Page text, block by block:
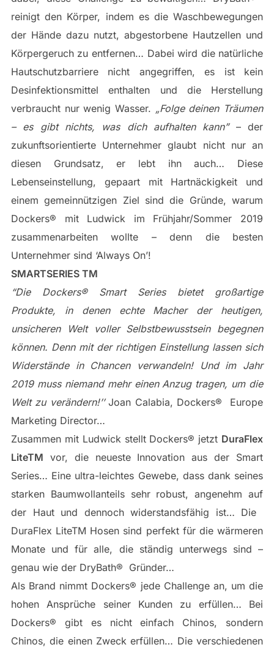
reinigt den Körper, indem es die Waschbewegungen
der Hände dazu nutzt, abgestorbene Hautzellen und
Körpergeruch zu entfernen… Dabei wird die natürliche
Hautschutzbarriere nicht angegriffen, es ist kein
Desinfektionsmittel enthalten und die Herstellung
verbraucht nur wenig Wasser. „​Folge deinen Träumen
– es gibt nichts, was dich aufhalten kann”​– der
zukunftsorientierte Unternehmer glaubt nicht nur an
diesen Grundsatz, er lebt ihn auch… Diese
Lebenseinstellung, gepaart mit Hartnäckigkeit und
einem gemeinnützigen Ziel sind die Gründe, warum
Dockers®​ mit Ludwick im Frühjahr/Sommer 2019
zusammenarbeiten wollte – denn die besten
Unternehmer sind ‘Always On’!
SMARTSERIES T​M
“Die Dockers®​ Smart Series bietet großartige
Produkte, in denen echte Macher der heutigen,
unsicheren Welt voller Selbstbewusstsein begegnen
können. Denn mit der richtigen Einstellung lassen sich
Widerstände in Chancen verwandeln! Und im Jahr
2019 muss niemand mehr einen Anzug tragen, um die
Welt zu verändern!’’​Joan Calabia, Dockers®​ ​ Europe
Marketing Director…
Zusammen mit Ludwick stellt Dockers®​ jetzt ​ DuraFlex
LiteTM​ vor, die neueste Innovation aus der Smart
Series… Eine ultra-leichtes Gewebe, dass dank seines
starken Baumwollanteils sehr robust, angenehm auf
der Haut und dennoch widerstandsfähig ist… Die ​
DuraFlex Lite​TM Hosen sind perfekt für die wärmeren
Monate und für alle, die ständig unterwegs sind –
genau wie der DryBath®​ ​ Gründer…
Als Brand nimmt Dockers® jede Challenge an, um die
hohen Ansprüche seiner Kunden zu erfüllen… Bei
Dockers®​ gibt es nicht einfach Chinos, sondern
Chinos, die einen Zweck erfüllen… Die verschiedenen